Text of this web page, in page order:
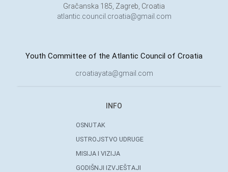
Gračanska 185, Zagreb, Croatia
atlantic.council.croatia@gmail.com
Youth Committee of the Atlantic Council of Croatia
croatiayata@gmail.com
INFO
OSNUTAK
USTROJSTVO UDRUGE
MISIJA I VIZIJA
GODIŠNJI IZVJEŠTAJI